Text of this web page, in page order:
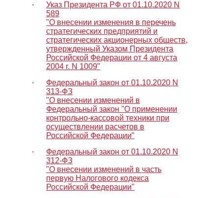
∙
Указ Президента РФ от 01.10.2020 N
589
"О внесении изменения в перечень
стратегических предприятий и
стратегических акционерных обществ,
утвержденный Указом Президента
Российской Федерации от 4 августа
2004 г. N 1009"
∙
Федеральный закон от 01.10.2020 N
313-ФЗ
"О внесении изменений в
Федеральный закон "О применении
контрольно-кассовой техники при
осуществлении расчетов в
Российской Федерации"
∙
Федеральный закон от 01.10.2020 N
312-ФЗ
"О внесении изменений в часть
первую Налогового кодекса
Российской Федерации"